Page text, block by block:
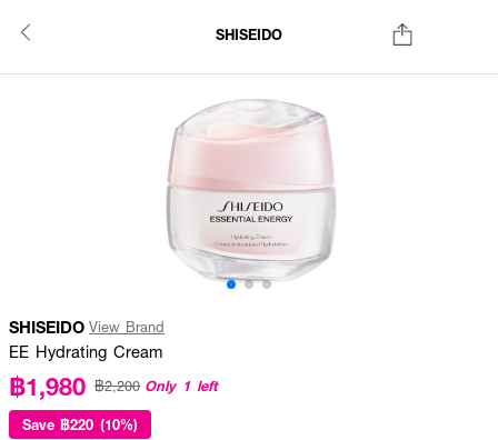
SHISEIDO
SHISEIDO View Brand
EE Hydrating Cream
฿1,980 ฿2,200 Only 1 left
Save ฿220 (10%)